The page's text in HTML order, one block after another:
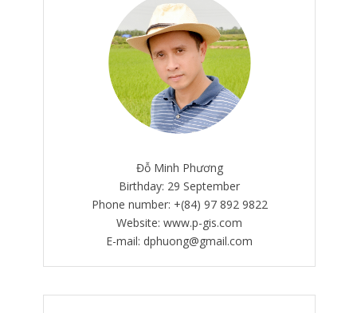
Đỗ Minh Phương
Birthday: 29 September
Phone number: +(84) 97 892 9822
Website: www.p-gis.com
E-mail: dphuong@gmail.com